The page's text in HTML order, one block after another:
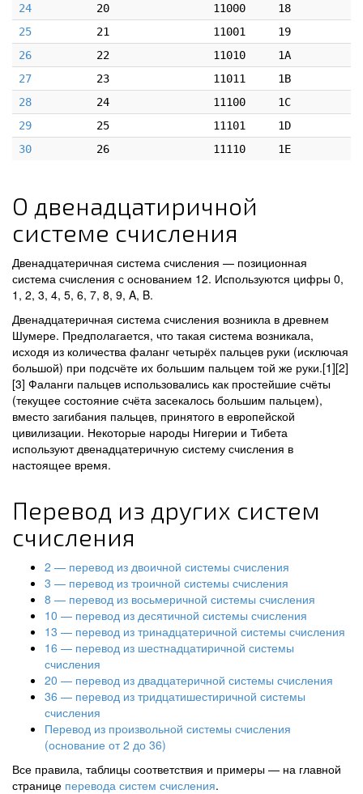
24
20 11000
18
25
21 11001
19
26
22 11010
1A
27
23 11011
1B
28
24 11100
1C
29
25 11101
1D
30
26 11110 1E
О двенадцатиричной
системе счисления
Двенадцатеричная система счисления — позиционная
система счисления с основанием 12. Используются цифры 0,
1, 2, 3, 4, 5, 6, 7, 8, 9, A, B.
Двенадцатеричная система счисления возникла в древнем
Шумере. Предполагается, что такая система возникала,
исходя из количества фаланг четырёх пальцев руки (исключая
большой) при подсчёте их большим пальцем той же руки.[1][2]
[3] Фаланги пальцев использовались как простейшие счёты
(текущее состояние счёта засекалось большим пальцем),
вместо загибания пальцев, принятого в европейской
цивилизации. Некоторые народы Нигерии и Тибета
используют двенадцатеричную систему счисления в
настоящее время.
Перевод из других систем
счисления
2 — перевод из двоичной системы счисления
3 — перевод из троичной системы счисления
8 — перевод из восьмеричной системы счисления
10 — перевод из десятичной системы счисления
13 — перевод из тринадцатеричной системы счисления
16 — перевод из шестнадцатиричной системы
счисления
20 — перевод из двадцатеричной системы счисления
36 — перевод из тридцатишестиричной системы
счисления
Перевод из произвольной системы счисления
(основание от 2 до 36)
Все правила, таблицы соответствия и примеры — на главной
странице перевода систем счисления.